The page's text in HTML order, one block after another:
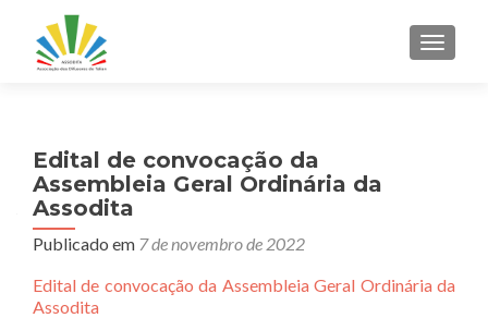
Edital de convocação da
Assembleia Geral Ordinária da
Assodita
Publicado em 7 de novembro de 2022
Edital de convocação da Assembleia Geral Ordinária da
Assodita